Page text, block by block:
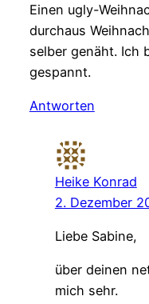
Einen ugly-
durchaus
selber genäht. Ich
gespannt.
Antworten
Heike Konrad
2. Dezember
Liebe Sabine,
über deinen
mich sehr.